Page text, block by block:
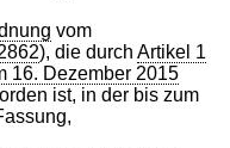
vom
), die durchArtikel 1
16. Dezember 2015
ist, in der bis zum